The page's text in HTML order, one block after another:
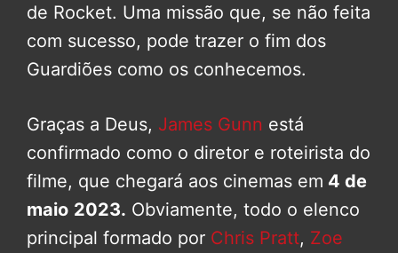
de Rocket. Uma missão que, se não feita
com sucesso, pode trazer o fim dos
Guardiões como os conhecemos.
Graças a Deus, James Gunn está
confirmado como o diretor e roteirista do
filme, que chegará aos cinemas em 4 de
maio 2023. Obviamente, todo o elenco
principal formado por Chris Pratt, Zoe